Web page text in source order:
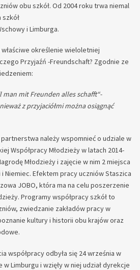
obu szkół. Od 2004 roku trwa niemal
i Limburga.
określenie wieloletniej
Przyjaźń -Freundschaft? Zgodnie ze
man mit Freunden alles schafft“-
z przyjaciółmi można osiągnąć
należy wspomnieć o udziale w
Współpracy Młodzieży w latach 2014-
Młodzieży i zajęcie w nim 2 miejsca
Niemiec. Efektem pracy uczniów Staszica
JOBO, która ma na celu poszerzenie
Programy współpracy szkół to
zwiedzanie zakładów pracy w
kultury i historii obu krajów oraz
współpracy odbyła się 24 września w
w Limburgu i wzięły w niej udział dyrekcje